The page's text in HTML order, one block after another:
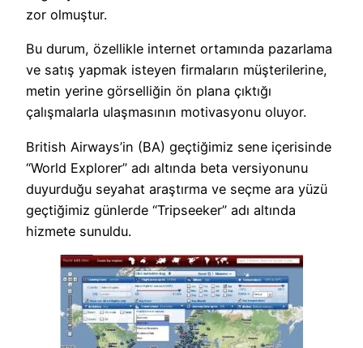
zor olmuştur.
Bu durum, özellikle internet ortamında pazarlama
ve satış yapmak isteyen firmaların müşterilerine,
metin yerine görselliğin ön plana çıktığı
çalışmalarla ulaşmasının motivasyonu oluyor.
British Airways’in (BA) geçtiğimiz sene içerisinde
“World Explorer” adı altında beta versiyonunu
duyurduğu seyahat araştırma ve seçme ara yüzü
geçtiğimiz günlerde “Tripseeker” adı altında
hizmete sunuldu.